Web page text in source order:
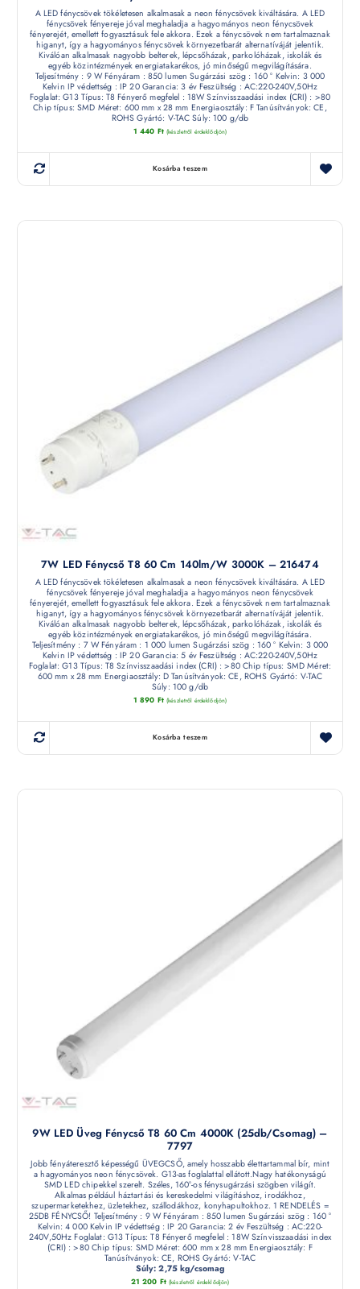
A LED fénycsövek tökéletesen alkalmasak a neon fénycsövek kiváltására. A LED
fénycsövek fényereje jóval meghaladja a hagyományos neon fénycsövek
fényerejét, emellett fogyasztásuk fele akkora. Ezek a fénycsövek nem tartalmaznak
higanyt, így a hagyományos fénycsövek környezetbarát alternatíváját jelentik.
Kiválóan alkalmasak nagyobb belterek, lépcsőházak, parkolóházak, iskolák és
egyéb közintézmények energiatakarékos, jó minőségű megvilágítására.
Teljesítmény : 9 W Fényáram : 850 lumen Sugárzási szög : 160 ° Kelvin: 3 000
Kelvin IP védettség : IP 20 Garancia: 3 év Feszültség : AC:220-240V,50Hz
Foglalat: G13 Típus: T8 Fényerő megfelel : 18W Színvisszaadási index (CRI) : >80
Chip típus: SMD Méret: 600 mm x 28 mm Energiaosztály: F Tanúsítványok: CE,
ROHS Gyártó: V-TAC Súly: 100 g/db
1 440 Ft (készletről érdeklődjön)
Kosárba teszem
7W LED Fénycső T8 60 Cm 140lm/W 3000K – 216474
A LED fénycsövek tökéletesen alkalmasak a neon fénycsövek kiváltására. A LED
fénycsövek fényereje jóval meghaladja a hagyományos neon fénycsövek
fényerejét, emellett fogyasztásuk fele akkora. Ezek a fénycsövek nem tartalmaznak
higanyt, így a hagyományos fénycsövek környezetbarát alternatíváját jelentik.
Kiválóan alkalmasak nagyobb belterek, lépcsőházak, parkolóházak, iskolák és
egyéb közintézmények energiatakarékos, jó minőségű megvilágítására.
Teljesítmény : 7 W Fényáram : 1 000 lumen Sugárzási szög : 160 ° Kelvin: 3 000
Kelvin IP védettség : IP 20 Garancia: 5 év Feszültség : AC:220-240V,50Hz
Foglalat: G13 Típus: T8 Színvisszaadási index (CRI) : >80 Chip típus: SMD Méret:
600 mm x 28 mm Energiaosztály: D Tanúsítványok: CE, ROHS Gyártó: V-TAC
Súly: 100 g/db
1 890 Ft (készletről érdeklődjön)
Kosárba teszem
9W LED Üveg Fénycső T8 60 Cm 4000K (25db/csomag) –
7797
Jobb fényáteresztő képességű ÜVEGCSŐ, amely hosszabb élettartammal bír, mint
a hagyományos neon fénycsövek. G13-as foglalattal ellátott.Nagy hatékonyságú
SMD LED chipekkel szerelt. Széles, 160°-os fénysugárzási szögben világít.
Alkalmas például háztartási és kereskedelmi világításhoz, irodákhoz,
szupermarketekhez, üzletekhez, szállodákhoz, konyhapultokhoz. 1 RENDELÉS =
25DB FÉNYCSŐ! Teljesítmény : 9 W Fényáram : 850 lumen Sugárzási szög : 160 °
Kelvin: 4 000 Kelvin IP védettség : IP 20 Garancia: 2 év Feszültség : AC:220-
240V,50Hz Foglalat: G13 Típus: T8 Fényerő megfelel : 18W Színvisszaadási index
(CRI) : >80 Chip típus: SMD Méret: 600 mm x 28 mm Energiaosztály: F
Tanúsítványok: CE, ROHS Gyártó: V-TAC
Súly: 2,75 kg/csomag
21 200 Ft (készletről érdeklődjön)